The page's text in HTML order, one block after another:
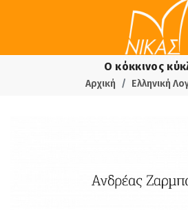
Ο κόκκινος
Αρχική Ελληνική